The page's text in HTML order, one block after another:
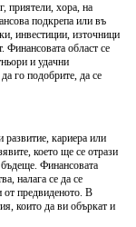
приятели, хора, на
подкрепа или въ
инвестиции, източници
Финансовата област се
и удачни
го подобрите, да се
кариера или
което ще се отрази
Финансовата
налага се да се
от предвиденото. В
които да ви объркат и